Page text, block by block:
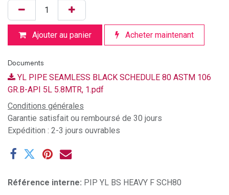
Ajouter au panier Acheter maintenant
Documents
YL PIPE SEAMLESS BLACK SCHEDULE 80 ASTM 106
GR.B-API 5L 5.8MTR, 1.pdf
Conditions générales
Garantie satisfait ou remboursé de 30 jours
Expédition : 2-3 jours ouvrables
Référence interne: PIP YL BS HEAVY F SCH80